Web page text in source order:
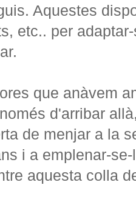
Aquestes
etc.. per
que anàvem
d'arribar
de menjar a la
i a emplenar-
aquesta colla